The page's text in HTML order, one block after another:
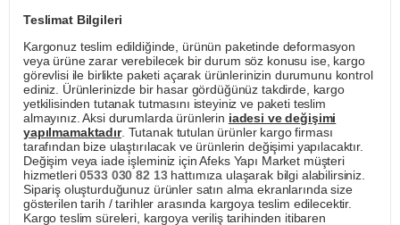
Teslimat Bilgileri
Kargonuz teslim edildiğinde, ürünün paketinde deformasyon
veya ürüne zarar verebilecek bir durum söz konusu ise, kargo
görevlisi ile birlikte paketi açarak ürünlerinizin durumunu kontrol
ediniz. Ürünlerinizde bir hasar gördüğünüz takdirde, kargo
yetkilisinden tutanak tutmasını isteyiniz ve paketi teslim
almayınız. Aksi durumlarda ürünlerin iadesi ve değişimi
yapılmamaktadır. Tutanak tutulan ürünler kargo firması
tarafından bize ulaştırılacak ve ürünlerin değişimi yapılacaktır.
Değişim veya iade işleminiz için Afeks Yapı Market müşteri
hizmetleri0533 030 82 13hattımıza ulaşarak bilgi alabilirsiniz.
Sipariş oluşturduğunuz ürünler satın alma ekranlarında size
gösterilen tarih / tarihler arasında kargoya teslim edilecektir.
Kargo teslim süreleri, kargoya veriliş tarihinden itibaren